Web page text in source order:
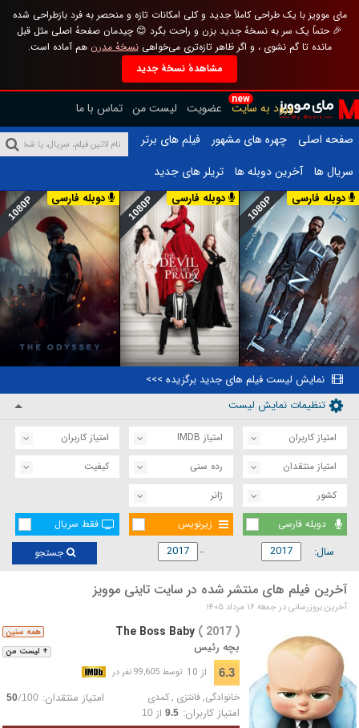
مای موویز با یک طراحی کاملاً جدید و کلی امکانات تازه و منحصر به فرد بازطراحی شده
🎉 حتماً یک سر به نسخهٔ جدید بزن و راحت بگرد 😊 چیدمان صفحهٔ اصلی مثل قبل
مانده تا گم نشوی ، و اگر ظاهر تازه‌تری می‌خواهینسخهٔ مدرن هم آماده است.
مشاهدهٔ نسخهٔ جدید
new
ورود به سایت عضویت لیست من تماس با ما
صفحه اصلی
چهره های مشهور
فیلم های برتر
سریال ها
آخرین دوبله ها تریلر های جدید
1080P دوبله فارسی 1080P دوبله فارسی 1080P دوبله فارسی
نمایش لیست فیلم های جدید برگزیده >>>
تنظیمات نمایش لیست
امتیاز کاربران امتیاز IMDB
امتیاز کاربران
امتیاز منتقدان
رده سنی
کیفیت
کشور
ژانر
دوبله فارسی
زیرنویس فقط سریال
سال: جستجو
آخرین فیلم های منتشر شده در سایت تاینی موویز
آخرین بروزرسانی در جمعه ۱۶ مرداد ۱۴۰۵
+ لیست من
همه سنین The Boss Baby ( 2017 )
بچه رئیس
6.3 از 10 توسط 99,605 نفر در
خانوادگی,فانتزی ,کمدی امتیاز منتقدان: 50/100
امتیاز کاربران: 9.5از 10